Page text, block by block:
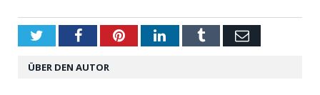
TwitterFacebookPinterestLinkedInTumblrEmail
ÜBER DEN AUTOR